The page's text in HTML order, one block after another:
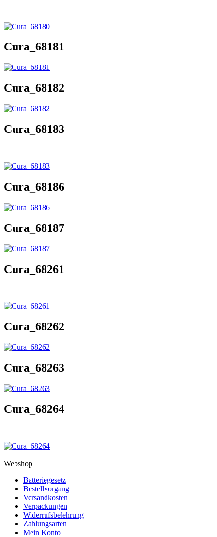
Cura_68181
Cura_68182
Cura_68183
Cura_68186
Cura_68187
Cura_68261
Cura_68262
Cura_68263
Cura_68264
Webshop
Batteriegesetz
Bestellvorgang
Versandkosten
Verpackungen
Widerrufsbelehrung
Zahlungsarten
Mein Konto